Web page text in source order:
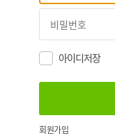
아이디저장
회원가입